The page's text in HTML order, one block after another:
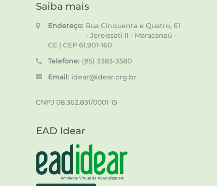
Saiba mais
Endereço: Rua Cinquenta e Quatro, 61
- Jereissati II - Maracanaú -
CE | CEP 61.901-160
Telefone: (85) 3383-3580
Email: idear@idear.org.br
CNPJ 08.362.831/0001-15
EAD Idear